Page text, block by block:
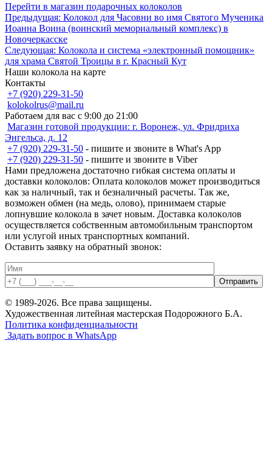
Перейти в магазин подарочных колоколов
Навигация
по
записям
Предыдущая: Колокол для Часовни во имя Святого Мученика
Иоанна Воина (воинский мемориальный комплекс) в
Новочеркасске
Следующая: Колокола и система «электронный помощник»
для храма Святой Троицы в г. Красный Кут
Наши колокола на карте
Контакты
+7 (920) 229-31-50
kolokolrus@mail.ru
Работаем для вас с 9:00 до 21:00
Магазин готовой продукции: г. Воронеж, ул. Фридриха
Энгельса, д. 12
+7 (920) 229-31-50 - пишите и звоните в What's App
+7 (920) 229-31-50 - пишите и звоните в Viber
Нами предложена достаточно гибкая система оплаты и
доставки колоколов: Оплата колоколов может производиться
как за наличный, так и безналичный расчеты. Так же,
возможен обмен (на медь, олово), принимаем старые
лопнувшие колокола в зачет новым. Доставка кoлoкoлов
осуществляется собственным автомобильным транспортом
или услугой иных транспортных компаний.
Оставить заявку на обратный звонок:
© 1989-2026. Все права защищены.
Художественная литейная мастерская Пoдорожного Б.А.
Политика конфиденциальности
Задать вопрос в WhatsApp